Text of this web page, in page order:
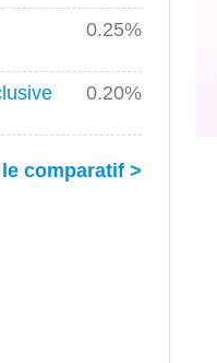
0.25%
0.20%
comparatif >